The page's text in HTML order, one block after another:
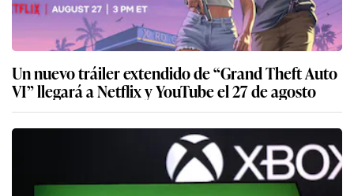
Un nuevo tráiler extendido de “Grand Theft Auto
VI” llegará a Netflix y YouTube el 27 de agosto